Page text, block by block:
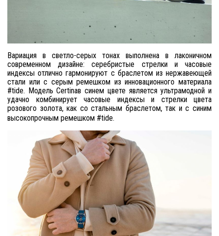
Вариация в светло-серых тонах выполнена в лаконичном
современном дизайне: серебристые стрелки и часовые
индексы отлично гармонируют с браслетом из нержавеющей
стали или с серым ремешком из инновационного материала
#tide. МодельCertinaв синем цвете является ультрамодной и
удачно комбинирует часовые индексы и стрелки цвета
розового золота, как со стальным браслетом, так и с синим
высокопрочным ремешком #tide.